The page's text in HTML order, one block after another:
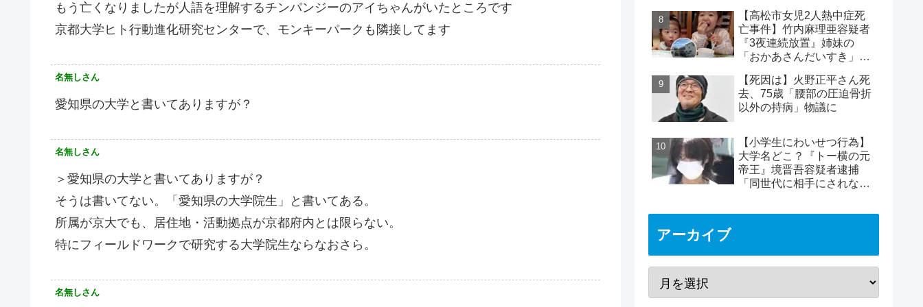
もう亡くなりましたが人語を理解するチンパンジーのアイちゃんがいたところです
京都大学ヒト行動進化研究センターで、モンキーパークも隣接してます
名無しさん
愛知県の大学と書いてありますが？
名無しさん
＞愛知県の大学と書いてありますが？
そうは書いてない。「愛知県の大学院生」と書いてある。
所属が京大でも、居住地・活動拠点が京都府内とは限らない。
特にフィールドワークで研究する大学院生ならなおさら。
名無しさん
【高松市女児2人熱中症死
亡事件】竹内麻理亜容疑者
『3夜連続放置』姉妹の
「おかあさんだいすき」折
論
【死因は】火野正平さん死
去、75歳「腰部の圧迫骨折
以外の持病」物議に
【小学生にわいせつ行為】
大学名どこ？『トー横の元
帝王』境晋吾容疑者逮捕
「同世代に相手にされない
アーカイブ